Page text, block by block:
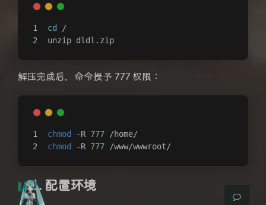
夜间模式
cd
/
unzip dldl.zip
解压完成后，命令授予 777 权限：
chmod -R 777 /home/
chmod
-R 777 /www/wwwroot/
6. 配置环境